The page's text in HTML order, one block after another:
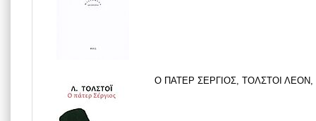
Ο ΠΑΤΕΡ ΣΕΡΓΙΟΣ, ΤΟΛΣΤΟΙ ΛΕΟΝ,